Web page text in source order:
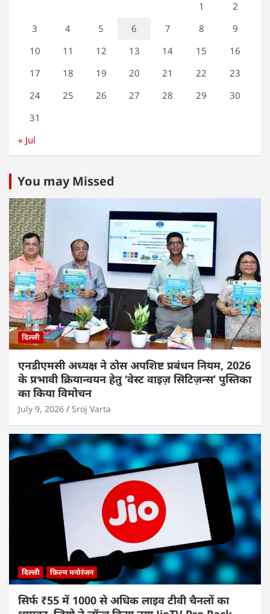
1
2
3
4 5 6 7 8
9
10
11 12 13 14 15
16
17
18 19 20 21 22
23
24
25 26 27 28 29
30
31
« Jul
You may Missed
दिल्ली
एनडीएमसी अध्यक्ष ने ठोस अपशिष्ट प्रबंधन नियम, 2026
के प्रभावी क्रियान्वयन हेतु ‘वेस्ट वाइज़ सिटिज़न्स’ पुस्तिका
का किया विमोचन
July 9, 2026 Sroj Varta
दिल्ली फ़िल्म मनोरंजन
सिर्फ ₹55 में 1000 से अधिक लाइव टीवी चैनलों का